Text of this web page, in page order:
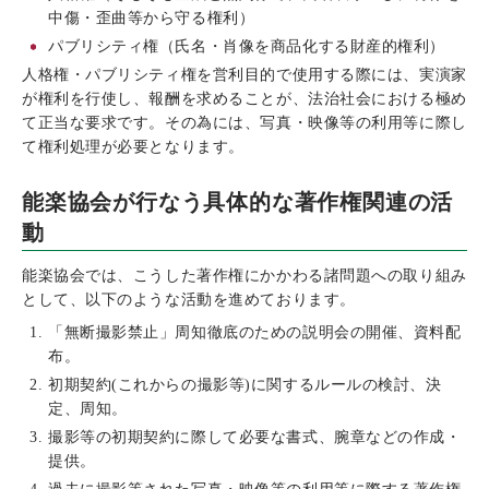
中傷・歪曲等から守る権利）
パブリシティ権（氏名・肖像を商品化する財産的権利）
人格権・パブリシティ権を営利目的で使用する際には、実演家
が権利を行使し、報酬を求めることが、法治社会における極め
て正当な要求です。その為には、写真・映像等の利用等に際し
て権利処理が必要となります。
能楽協会が行なう具体的な著作権関連の活
動
能楽協会では、こうした著作権にかかわる諸問題への取り組み
として、以下のような活動を進めております。
「無断撮影禁止」周知徹底のための説明会の開催、資料配
布。
初期契約(これからの撮影等)に関するルールの検討、決
定、周知。
撮影等の初期契約に際して必要な書式、腕章などの作成・
提供。